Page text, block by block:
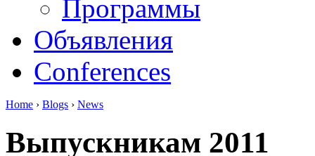
Программы
Объявления
Conferences
Home › Blogs › News
Выпускникам 2011